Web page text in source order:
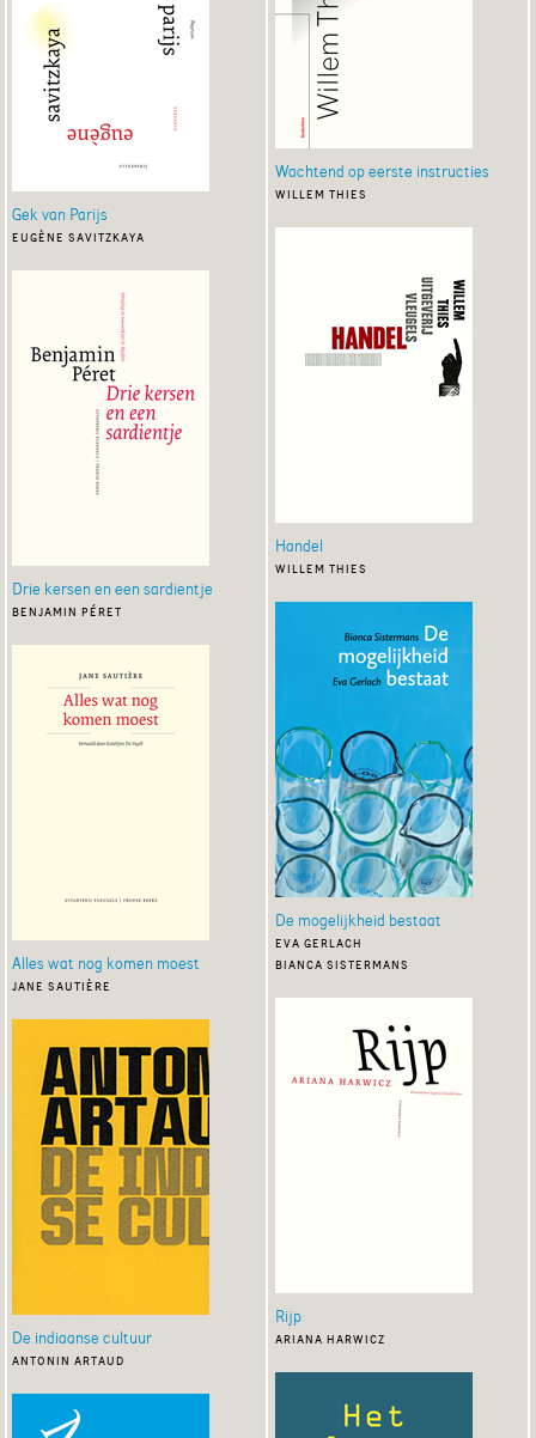
Gek van Parijs
eugène savitzkaya
Drie kersen en een sardientje
benjamin péret
Alles wat nog komen moest
jane sautière
De indiaanse cultuur
antonin artaud
Wachtend op eerste instructies
willem thies
Handel
willem thies
De mogelijkheid bestaat
eva gerlach
bianca sistermans
Rijp
ariana harwicz